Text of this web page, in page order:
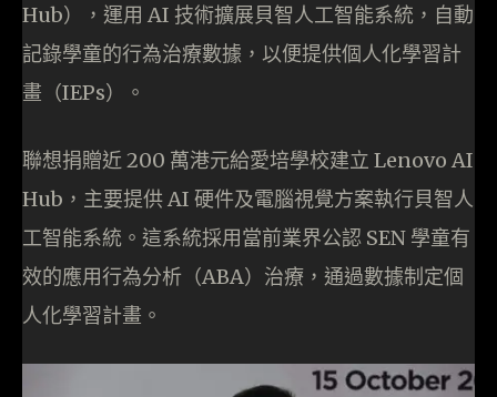
Hub），運用 AI 技術擴展貝智人工智能系統，自動
記錄學童的行為治療數據，以便提供個人化學習計
畫（IEPs）。
聯想捐贈近 200 萬港元給愛培學校建立 Lenovo AI
Hub，主要提供 AI 硬件及電腦視覺方案執行貝智人
工智能系統。這系統採用當前業界公認 SEN 學童有
效的應用行為分析（ABA）治療，通過數據制定個
人化學習計畫。